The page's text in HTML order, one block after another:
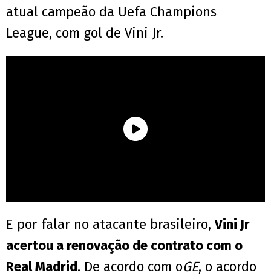
atual campeão da Uefa Champions
League, com gol de Vini Jr.
E por falar no atacante brasileiro,Vini Jr
acertou a renovação de contrato com o
Real Madrid. De acordo com oGE, o acordo